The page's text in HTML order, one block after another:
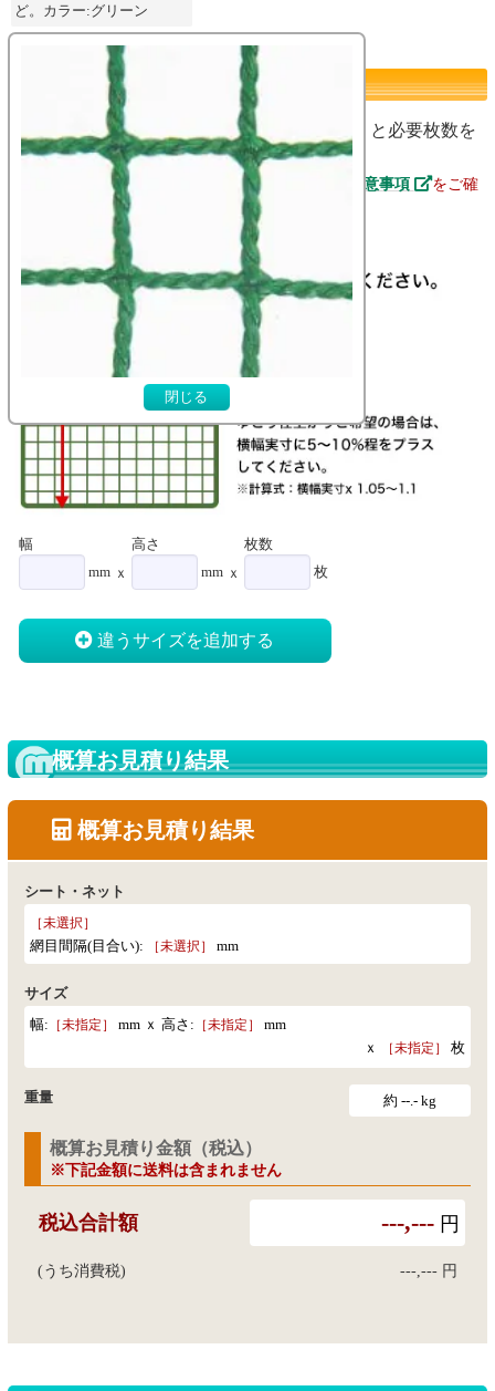
ど。カラー:グリーン
閉じる
スポーツネットサイズ指定
スポーツネットの仕上りサイズ（10mm単位）と必要枚数を
入力してください。
ご注文の際は、事前に スポーツネットについての注意事項
をご確
幅
mm ｘ
高さ
mm ｘ
枚数
枚
違うサイズを追加する
概算お見積り結果
概算お見積り結果
シート・ネット
［未選択］
網目間隔(目合い): ［未選択］ mm
サイズ
幅: ［未指定］ mm ｘ 高さ: ［未指定］
mm
ｘ
［未指定］ 枚
重量 約--.- kg
概算お見積り金額（税込）
※下記金額に送料は含まれません
税込合計額 ---,--- 円
(うち消費税) ---,--- 円